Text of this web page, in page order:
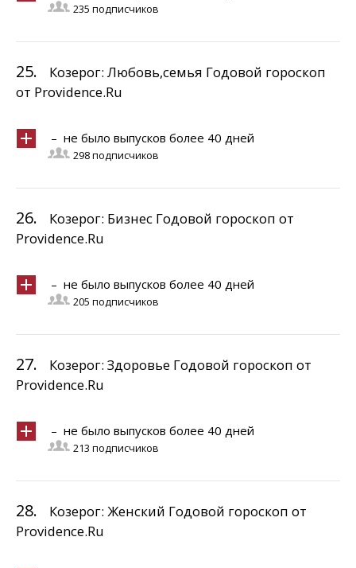
235 подписчиков
25.
Козерог: Любовь,семья Годовой гороскоп
от Providence.Ru
– не было выпусков более 40 дней
298 подписчиков
26.
Козерог: Бизнес Годовой гороскоп от
Providence.Ru
– не было выпусков более 40 дней
205 подписчиков
27.
Козерог: Здоровье Годовой гороскоп от
Providence.Ru
– не было выпусков более 40 дней
213 подписчиков
28.
Козерог: Женский Годовой гороскоп от
Providence.Ru